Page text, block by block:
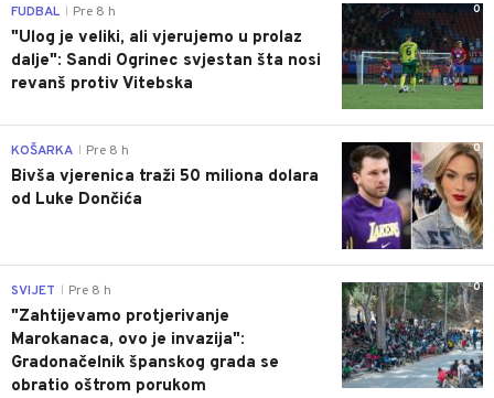
0
FUDBAL Pre 8 h
"Ulog je veliki, ali vjerujemo u prolaz
dalje": Sandi Ogrinec svjestan šta nosi
revanš protiv Vitebska
0
KOŠARKA Pre 8 h
Bivša vjerenica traži 50 miliona dolara
od Luke Dončića
0
SVIJET Pre 8 h
"Zahtijevamo protjerivanje
Marokanaca, ovo je invazija":
Gradonačelnik španskog grada se
obratio oštrom porukom